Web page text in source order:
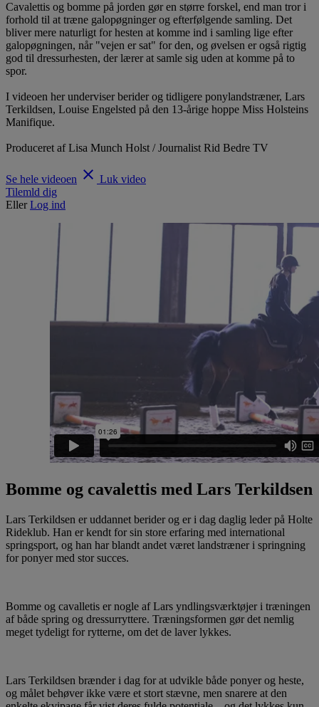
Cavalettis og bomme på jorden gør en større forskel, end man tror i
forhold til at træne galopøgninger og efterfølgende samling. Det
bliver mere naturligt for hesten at komme ind i samling lige efter
galopøgningen, når "vejen er sat" for den, og øvelsen er også rigtig
god til dressurhesten, der lærer at samle sig uden at komme på to
spor.
I videoen her underviser berider og tidligere ponylandstræner, Lars
Terkildsen, Louise Engelsted på den 13-årige hoppe Miss Holsteins
Manifique.
Produceret af Lisa Munch Holst / Journalist Rid Bedre TV
Se hele videoen clear Luk video
Tilemld dig
EllerLog ind
Bomme og cavalettis med Lars Terkildsen
Lars Terkildsen er uddannet berider og er i dag daglig leder på Holte
Rideklub. Han er kendt for sin store erfaring med international
springsport, og han har blandt andet været landstræner i springning
for ponyer med stor succes.
Bomme og cavalletis er nogle af Lars yndlingsværktøjer i træningen
af både spring og dressurryttere. Træningsformen gør det nemlig
meget tydeligt for rytterne, om det de laver lykkes.
Lars Terkildsen brænder i dag for at udvikle både ponyer og heste,
og målet behøver ikke være et stort stævne, men snarere at den